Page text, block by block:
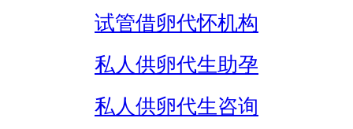
试管借卵代怀机构
私人供卵代生助孕
私人供卵代生咨询